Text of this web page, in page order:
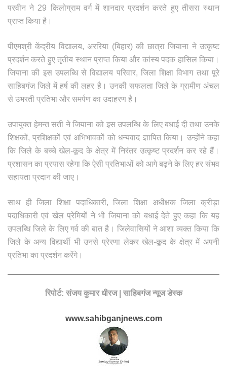
परवीन ने 29 किलोग्राम वर्ग में शानदार प्रदर्शन करते हुए तीसरा स्थान
प्राप्त किया है।
पीएमश्री केंद्रीय विद्यालय, अररिया (बिहार) की छात्रा जियाना ने उत्कृष्ट
प्रदर्शन करते हुए तृतीय स्थान प्राप्त किया और कांस्य पदक हासिल किया।
जियाना की इस उपलब्धि से विद्यालय परिवार, जिला शिक्षा विभाग तथा पूरे
साहिबगंज जिले में हर्ष की लहर है। उनकी सफलता जिले के ग्रामीण अंचल
से उभरती प्रतिभा और समर्पण का उदाहरण है।
उपायुक्त हेमन्त सती ने जियाना को इस उपलब्धि के लिए बधाई दी तथा उनके
शिक्षकों, प्रशिक्षकों एवं अभिभावकों को धन्यवाद ज्ञापित किया। उन्होंने कहा
कि जिले के बच्चे खेल-कूद के क्षेत्र में निरंतर उत्कृष्ट प्रदर्शन कर रहे हैं।
प्रशासन का प्रयास रहेगा कि ऐसी प्रतिभाओं को आगे बढ़ने के लिए हर संभव
सहायता प्रदान की जाए।
साथ ही जिला शिक्षा पदाधिकारी, जिला शिक्षा अधीक्षक जिला क्रीड़ा
पदाधिकारी एवं खेल प्रेमियों ने भी जियाना को बधाई देते हुए कहा कि यह
उपलब्धि जिले के लिए गर्व की बात है। जिलेवासियों ने आशा व्यक्त किया कि
जिले के अन्य विद्यार्थी भी उनसे प्रेरणा लेकर खेल-कूद के क्षेत्र में अपनी
प्रतिभा का प्रदर्शन करेंगे।
रिपोर्ट: संजय कुमार धीरज | साहिबगंज न्यूज डेस्क
www.sahibganjnews.com